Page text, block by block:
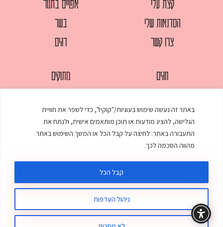
באתר זה נעשה שימוש בעוגיות/"קוקיז", כדי לשפר את חוויית
הגלישה, להציג מודעות או תוכן מותאמים אישית, ולנתח את
התעבורה באתר. לחיצה על קבל הכל או המשך השימוש באתר
מהווה הסכמה לכך.
ניהול העדפות
קבל הכל
קצת עלי
הסדנאות שלי
צרו קשר
אפויים בתנור
בשר
דגים
חגים
מאפים
ממולאים
מרקים
מתוקים
עוגות
עוף
© כל הזכויות שמורות לענת אלישע | עיצוב ובניית אתר
תקנון האתר מדיניות פרטיות